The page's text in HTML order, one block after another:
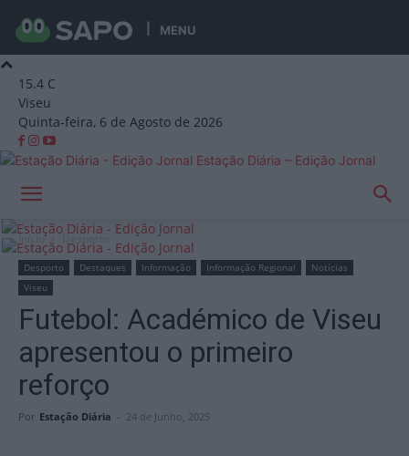
MENU
15.4 C
Viseu
Quinta-feira, 6 de Agosto de 2026
Estação Diária – Edição Jornal
Início Desporto
Desporto Destaques Informação Informação Regional
Notícias
Viseu
Futebol: Académico de Viseu
apresentou o primeiro
reforço
Por Estação Diária - 24 de Junho, 2025